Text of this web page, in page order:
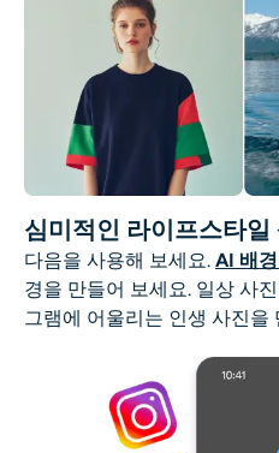
심미적인 라이프스타일
다음을 사용해 보세요. AI 배경
경을 만들어 보세요. 일상 사
그램에 어울리는 인생 사진을